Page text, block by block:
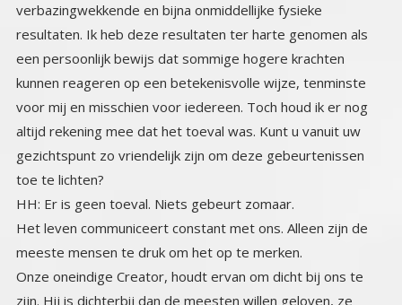
toe te lichten?
HH: Er is geen toeval. Niets gebeurt zomaar.
Het leven communiceert constant met ons. Alleen zijn de
meeste mensen te druk om het op te merken.
Onze oneindige Creator, houdt ervan om dicht bij ons te
zijn. Hij is dichterbij dan de meesten willen geloven, ze
merken hem gewoon niet op. Als ze hem elke dag op straat
passeren, of wanneer hij hen hun wisselgeld terug geeft in
een winkel, als je haar in bed legt en een nachtzoen geeft,
als je hem doodslaat wanneer hij op je badkamermuur
omhoog loopt om terug naar zijn web te klimmen. Als er